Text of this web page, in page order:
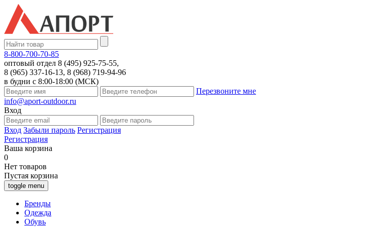
8-800-700-70-85
оптовый отдел 8 (495) 925-75-55,
8 (965) 337-16-13, 8 (968) 719-94-96
в будни с 8:00-18:00 (МСК)
Перезвоните мне
info@aport-outdoor.ru
Вход
Вход Забыли пароль Регистрация
Регистрация
Ваша корзина
0
Нет товаров
Пустая корзина
toggle menu
Бренды
Одежда
Обувь